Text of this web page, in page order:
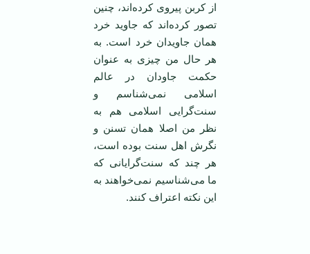
از کربن پیروی كرده‌اند، چنین
تصور كرده‌اند كه جاوید خرد
همان جاویدان خرد است. به
هر حال من چیزی به عنوان
حکمت جاودان در عالم
اسلامی نمی‌شناسم و
سنت‌گرایی اسلامی هم به
نظر من اصلا همان تسنن و
نگرش اهل سنت بوده است،
هر چند كه سنت‌گرایانی که
ما می‌شناسیم نمی‌خواهند به
این نكته اعتراف كنند.